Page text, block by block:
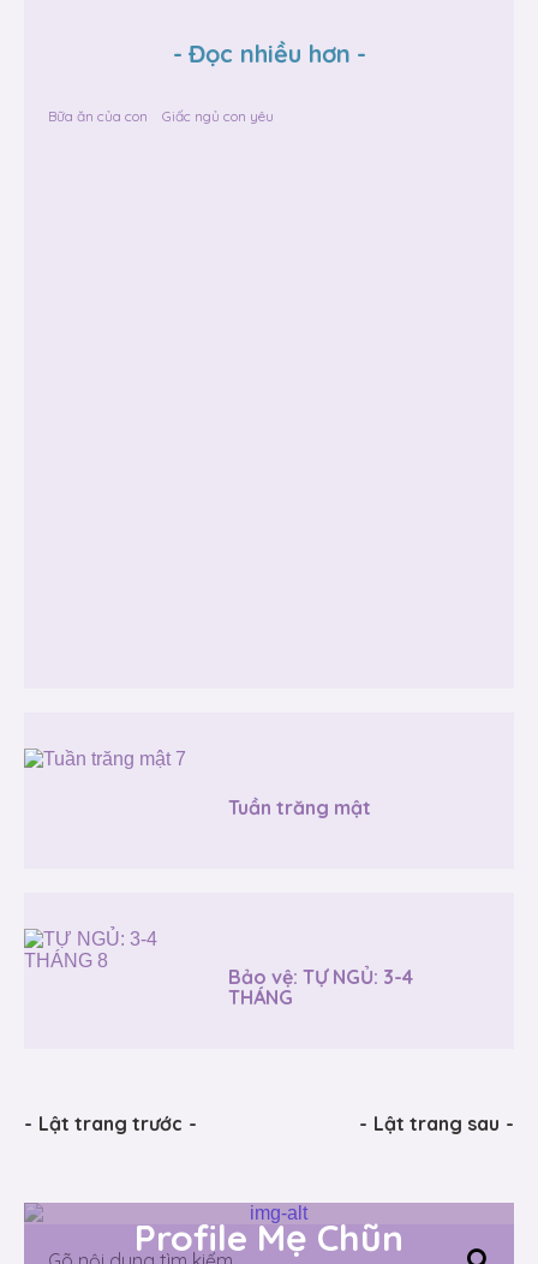
- Đọc nhiều hơn -
Bữa ăn của con Giấc ngủ con yêu
Tuần trăng mật
Bảo vệ: TỰ NGỦ: 3-4
THÁNG
- Lật trang trước - - Lật trang sau -
Profile Mẹ Chũn